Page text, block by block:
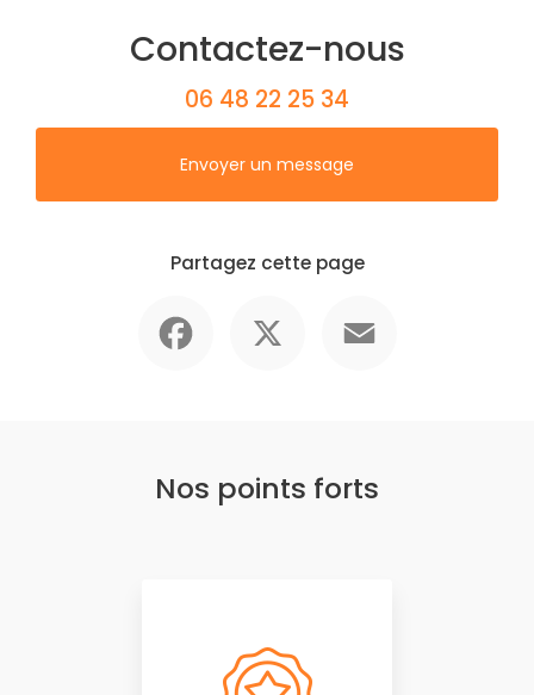
Contactez-nous
06 48 22 25 34
Envoyer un message
Partagez cette page
Nos points forts